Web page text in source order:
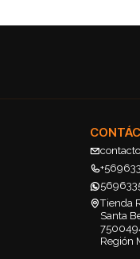
Tienda
Santa
Región